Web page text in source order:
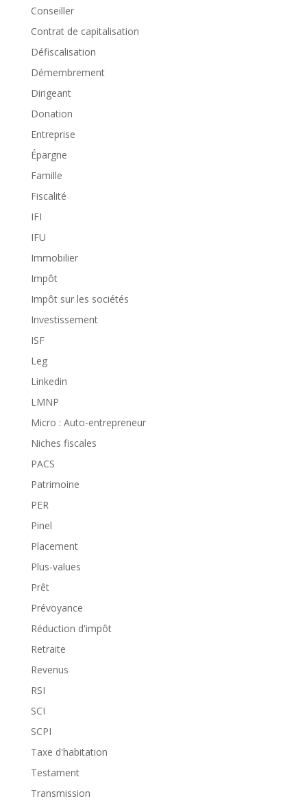
Conseiller
Contrat de capitalisation
Défiscalisation
Démembrement
Dirigeant
Donation
Entreprise
Épargne
Famille
Fiscalité
IFI
IFU
Immobilier
Impôt
Impôt sur les sociétés
Investissement
ISF
Leg
Linkedin
LMNP
Micro : Auto-entrepreneur
Niches fiscales
PACS
Patrimoine
PER
Pinel
Placement
Plus-values
Prêt
Prévoyance
Réduction d'impôt
Retraite
Revenus
RSI
SCI
SCPI
Taxe d'habitation
Testament
Transmission